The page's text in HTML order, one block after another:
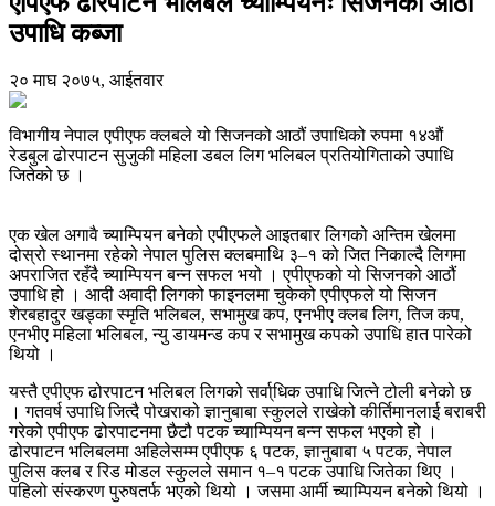
उपाधि कब्जा
२० माघ २०७५, आईतवार
विभागीय नेपाल एपीएफ क्लबले यो सिजनको आठौं उपाधिको रुपमा १४औं
रेडबुल ढोरपाटन सुजुकी महिला डबल लिग भलिबल प्रतियोगिताको उपाधि
जितेको छ ।
एक खेल अगावै च्याम्पियन बनेको एपीएफले आइतबार लिगको अन्तिम खेलमा
दोस्रो स्थानमा रहेको नेपाल पुलिस क्लबमाथि ३–१ को जित निकाल्दै लिगमा
अपराजित रहँदै च्याम्पियन बन्न सफल भयो । एपीएफको यो सिजनको आठौं
उपाधि हो । आदी अवादी लिगको फाइनलमा चुकेको एपीएफले यो सिजन
शेरबहादुर खड्का स्मृति भलिबल, सभामुख कप, एनभीए क्लब लिग, तिज कप,
एनभीए महिला भलिबल, न्यु डायमन्ड कप र सभामुख कपको उपाधि हात पारेको
थियो ।
यस्तै एपीएफ ढोरपाटन भलिबल लिगको सर्वा्धिक उपाधि जित्ने टोली बनेको छ
। गतवर्ष उपाधि जित्दै पोखराको ज्ञानुबाबा स्कुलले राखेको कीर्तिमानलाई बराबरी
गरेको एपीएफ ढोरपाटनमा छैटौ पटक च्याम्पियन बन्न सफल भएको हो ।
ढोरपाटन भलिबलमा अहिलेसम्म एपीएफ ६ पटक, ज्ञानुबाबा ५ पटक, नेपाल
पुलिस क्लब र रिड मोडल स्कुलले समान १–१ पटक उपाधि जितेका थिए ।
पहिलो संस्करण पुरुषतर्फ भएको थियो । जसमा आर्मी च्याम्पियन बनेको थियो ।